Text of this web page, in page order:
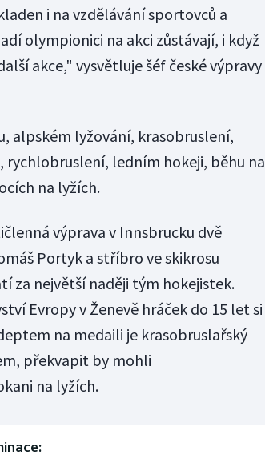
i na vzdělávání sportovců a
olympionici na akci zůstávají, i když
akce," vysvětluje šéf české výpravy
alpském lyžování, krasobruslení,
rychlobruslení, ledním hokeji, běhu na
na lyžích.
výprava v Innsbrucku dvě
Portyk a stříbro ve skikrosu
za největší naději tým hokejistek.
Evropy v Ženevě hráček do 15 let si
na medaili je krasobruslařský
překvapit by mohli
na lyžích.